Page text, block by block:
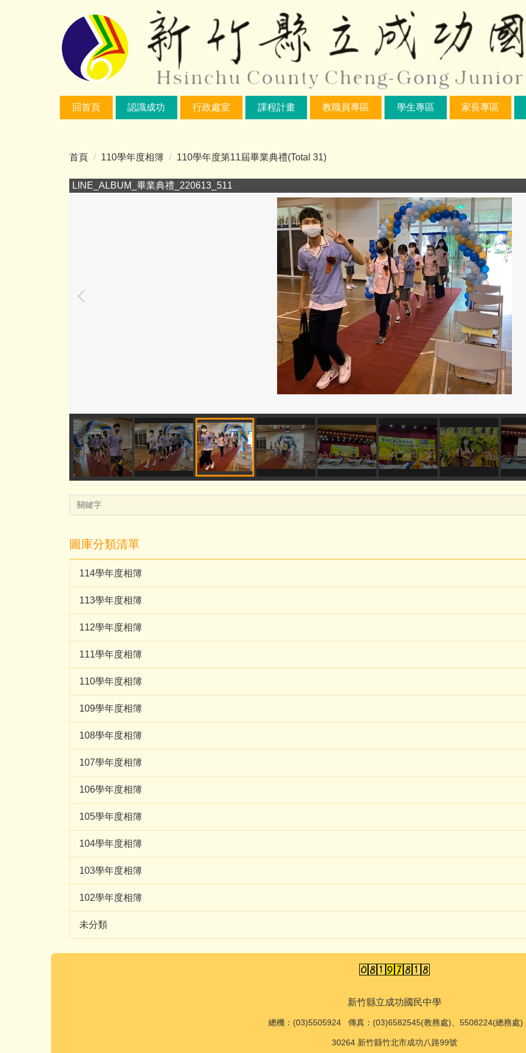
回首頁
認識成功 行政處室 課程計畫 教職員專區 學生專區 家長專區
首頁 110學年度相簿 110學年度第11屆畢業典禮(Total 31)
LINE_ALBUM_畢業典禮_220613_511
圖庫分類清單
114學年度相簿
113學年度相簿
112學年度相簿
111學年度相簿
110學年度相簿
109學年度相簿
108學年度相簿
107學年度相簿
106學年度相簿
105學年度相簿
104學年度相簿
103學年度相簿
102學年度相簿
未分類
新竹縣立成功國民中學
總機 ：(03)5505924 傳真：(03)6582545(教務處)、5508224(總務處)
30264 新竹縣竹北市成功八路99號